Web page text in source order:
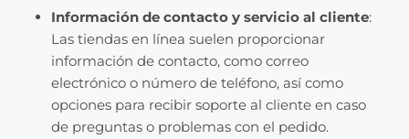
Información de contacto y servicio al cliente:
Las tiendas en línea suelen proporcionar
información de contacto, como correo
electrónico o número de teléfono, así como
opciones para recibir soporte al cliente en caso
de preguntas o problemas con el pedido.